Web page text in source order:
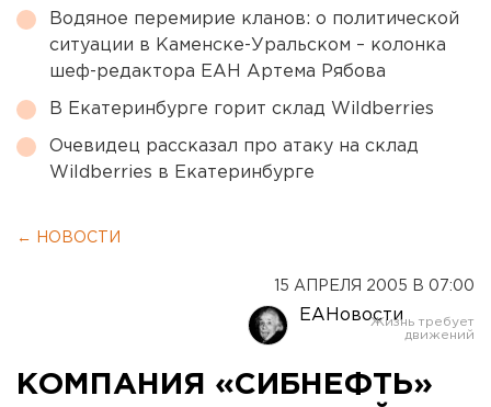
Водяное перемирие кланов: о политической
ситуации в Каменске-Уральском – колонка
шеф-редактора ЕАН Артема Рябова
В Екатеринбурге горит склад Wildberries
Очевидец рассказал про атаку на склад
Wildberries в Екатеринбурге
← НОВОСТИ
15 АПРЕЛЯ 2005 В 07:00
ЕАНовости
КОМПАНИЯ «СИБНЕФТЬ»